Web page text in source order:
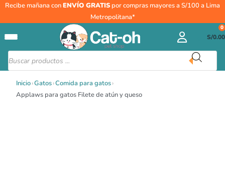
Recibe mañana conENVÍO GRATIS por compras mayores a S/100 a Lima
Metropolitana*
Búsqueda
de
productos
S/0.00
0
Inicio›Gatos›Comida para gatos›
Applaws para gatos Filete de atún y queso